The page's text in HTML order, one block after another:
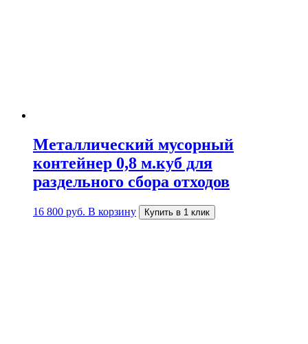
Металлический мусорный
контейнер 0,8 м.куб для
раздельного сбора отходов
16 800 руб. В корзину Купить в 1 клик